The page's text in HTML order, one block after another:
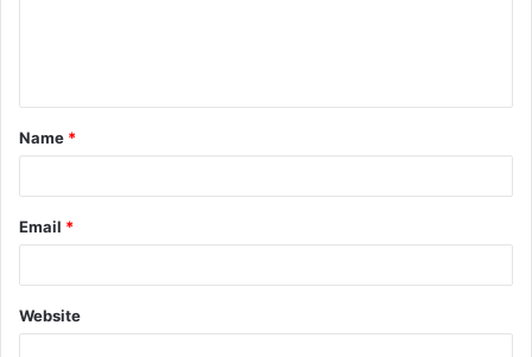
t
*
Name *
Email *
Website